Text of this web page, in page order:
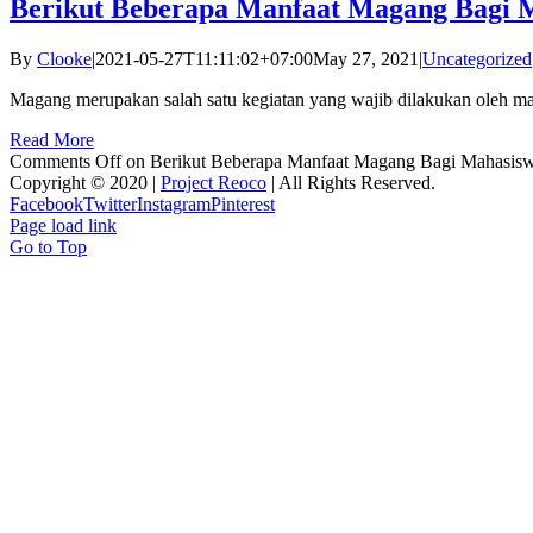
Berikut Beberapa Manfaat Magang Bagi
By Clooke|2021-05-27T11:11:02+07:00May 27, 2021 |Uncategorized
Magang merupakan salah satu kegiatan yang wajib dilakukan oleh
Read More
Comments Offon Berikut Beberapa Manfaat Magang Bagi
Copyright © 2020 | Project Reoco | All Rights Reserved.
FacebookTwitterInstagramPinterest
Page load link
Go to Top